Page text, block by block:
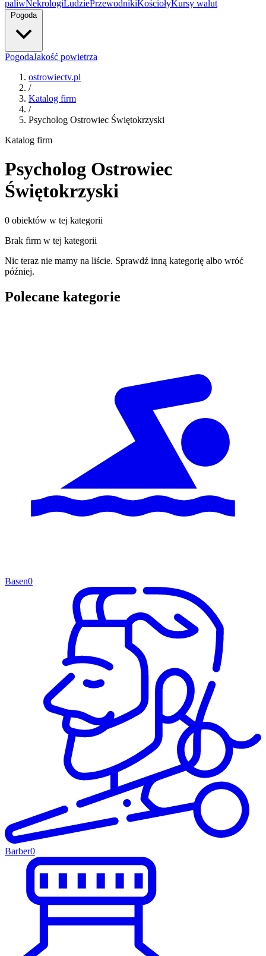
paliwNekrologiLudziePrzewodnikiKościołyKursy walut
Pogoda
PogodaJakość powietrza
ostrowiectv.pl
/
Katalog firm
/
Psycholog Ostrowiec Świętokrzyski
Katalog firm
Psycholog Ostrowiec
Świętokrzyski
0 obiektów w tej kategorii
Brak firm w tej kategorii
Nic teraz nie mamy na liście. Sprawdź inną kategorię albo wróć
później.
Polecane kategorie
Basen0
Barber0